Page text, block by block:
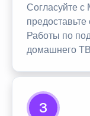
Согласуйте с
Работы по
домашнего
3